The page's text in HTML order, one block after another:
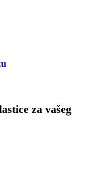
za vašeg